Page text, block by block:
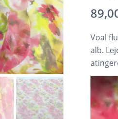
Voal
alb.